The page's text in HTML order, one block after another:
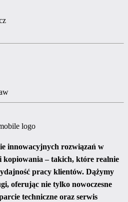
innowacyjnych rozwiązań w
kopiowania – takich, które realnie
pracy klientów. Dążymy
oferując nie tylko nowoczesne
techniczne oraz serwis